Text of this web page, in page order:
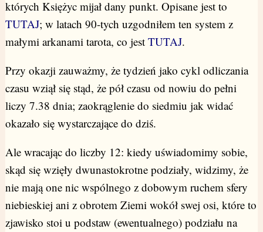
których Księżyc mijał dany punkt. Opisane jest to
TUTAJ; w latach 90-tych uzgodniłem ten system z
małymi arkanami tarota, co jest TUTAJ.
Przy okazji zauważmy, że tydzień jako cykl odliczania
czasu wziął się stąd, że pół czasu od nowiu do pełni
liczy 7.38 dnia; zaokrąglenie do siedmiu jak widać
okazało się wystarczające do dziś.
Ale wracając do liczby 12: kiedy uświadomimy sobie,
skąd się wzięły dwunastokrotne podziały, widzimy, że
nie mają one nic wspólnego z dobowym ruchem sfery
niebieskiej ani z obrotem Ziemi wokół swej osi, które to
zjawisko stoi u podstaw (ewentualnego) podziału na